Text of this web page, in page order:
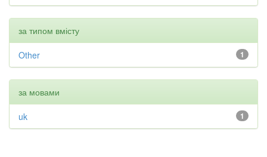
за типом вмісту
1
Other
за мовами
1
uk